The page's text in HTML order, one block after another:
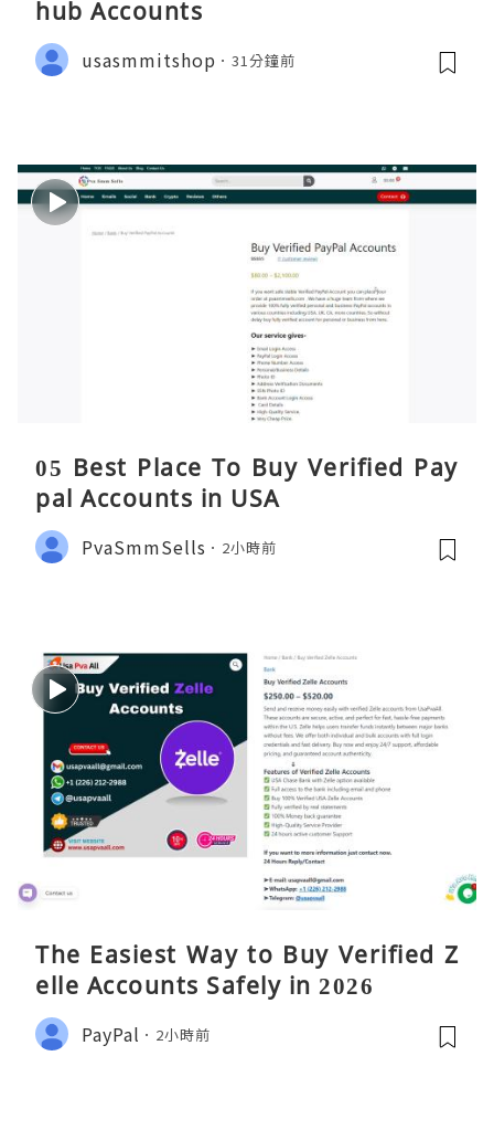
hub Accounts
usasmmitshop 31分鐘前
05 Best Place To Buy Verified Pay
pal Accounts in USA
PvaSmmSells 2小時前
The Easiest Way to Buy Verified Z
elle Accounts Safely in 2026
PayPal 2小時前